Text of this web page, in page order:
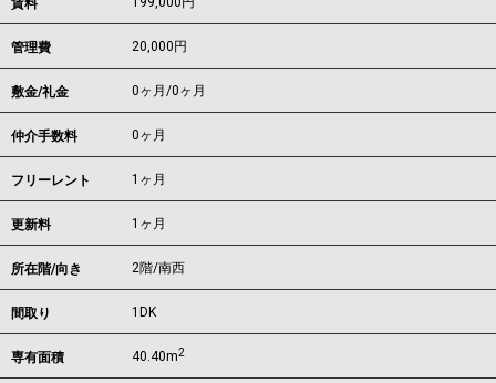
賃料
管理費 20,000円
敷金/礼金 0ヶ月/0ヶ月
仲介手数料 0ヶ月
フリーレント 1ヶ月
更新料 1ヶ月
所在階/向き 2階/南西
間取り 1DK
専有面積 40.40m2